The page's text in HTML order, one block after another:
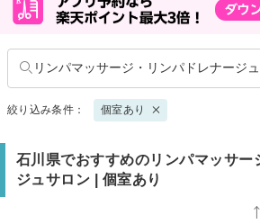
リンパマッサージ・リンパドレナージュ
絞り込み条件： 個室あり
石川県でおすすめのリンパマッサー
ジュサロン | 個室あり